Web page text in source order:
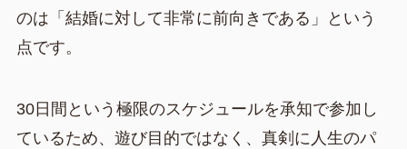
のは「結婚に対して非常に前向きである」という
点です。
30日間という極限のスケジュールを承知で参加し
ているため、遊び目的ではなく、真剣に人生のパ